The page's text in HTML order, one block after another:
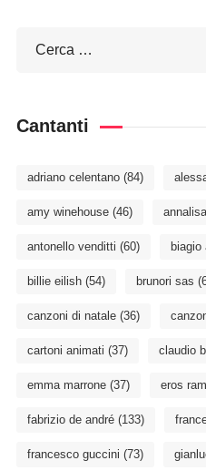
Cantanti
adriano celentano(84)
amy winehouse(46) annalisa
antonello venditti (60) biagio
billie eilish(54) brunori sas
canzoni di natale(36)
cartoni animati (37) claudio
emma marrone(37) eros
fabrizio de andré(133)
francesco guccini (73)